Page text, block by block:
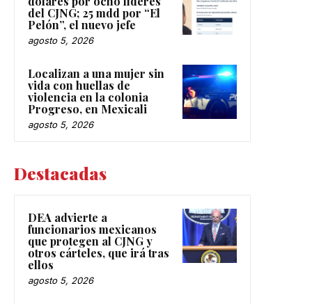
del CJNG; 25 mdd por “El
Pelón”, el nuevo jefe
agosto 5, 2026
Localizan a una mujer sin
vida con huellas de
violencia en la colonia
Progreso, en Mexicali
agosto 5, 2026
Destacadas
DEA advierte a
funcionarios mexicanos
que protegen al CJNG y
otros cárteles, que irá tras
ellos
agosto 5, 2026